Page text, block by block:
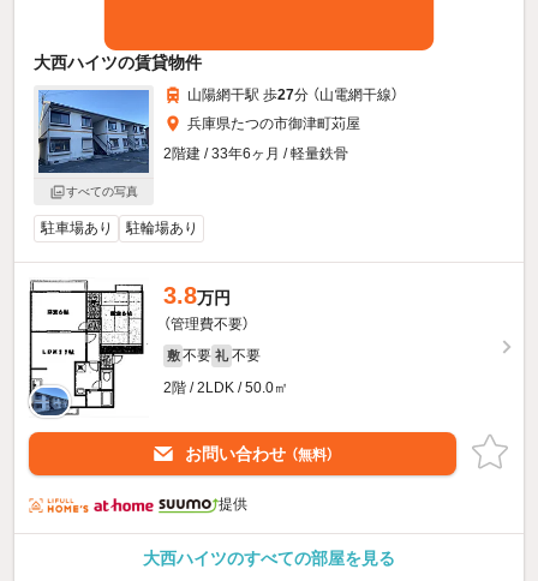
大西ハイツの賃貸物件
すべての写真
山陽網干駅 歩27分 （山電網干線）
兵庫県たつの市御津町苅屋
2階建 / 33年6ヶ月 / 軽量鉄骨
駐車場あり 駐輪場あり
3.8万円
（管理費不要）
敷 不要 礼 不要
2階 / 2LDK / 50.0㎡
お問い合わせ （無料）
提供
大西ハイツのすべての部屋を見る